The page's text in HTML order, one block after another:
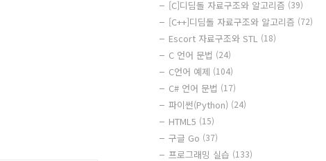
[C]디딤돌 자료구조와 알고리즘 (39)
[C++]디딤돌 자료구조와 알고리즘 (72)
Escort 자료구조와 STL (18)
C 언어 문법 (24)
C언어 예제 (104)
C# 언어 문법 (17)
파이썬(Python) (24)
HTML5 (15)
구글 Go (37)
프로그래밍 실습 (133)